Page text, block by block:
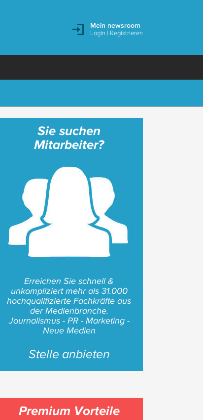
Mein newsroom
Login | Registrieren
Sie suchen
Mitarbeiter?
Erreichen Sie schnell &
unkompliziert mehr als 31.000
hochqualifizierte Fachkräfte aus
der Medienbranche.
Journalismus - PR - Marketing -
Neue Medien
Stelle anbieten
Premium Vorteile